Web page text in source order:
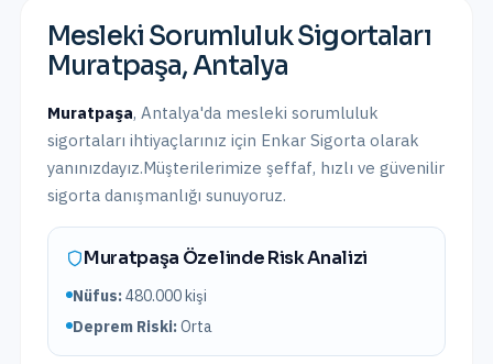
Mesleki Sorumluluk Sigortaları
Muratpaşa,Antalya
Muratpaşa, Antalya'da mesleki sorumluluk
sigortaları ihtiyaçlarınız için Enkar Sigorta olarak
yanınızdayız.Müşterilerimize şeffaf, hızlı ve güvenilir
sigorta danışmanlığı sunuyoruz.
Muratpaşa Özelinde Risk Analizi
Nüfus:480.000kişi
Deprem Riski:Orta